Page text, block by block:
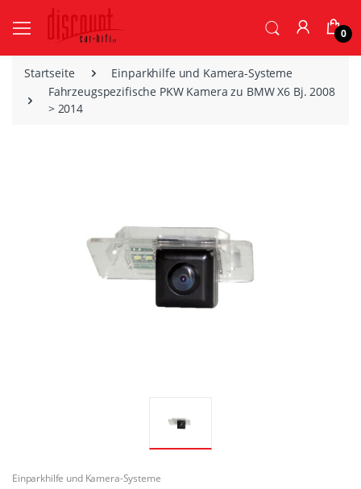
0
Startseite
Einparkhilfe und Kamera-Systeme
Fahrzeugspezifische PKW Kamera zu BMW X6 Bj. 2008
> 2014
Einparkhilfe und Kamera-Systeme